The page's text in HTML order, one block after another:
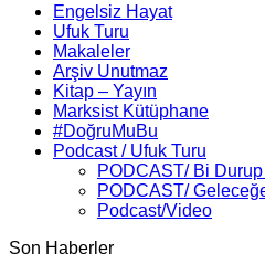
Engelsiz Hayat
Ufuk Turu
Makaleler
Arşiv Unutmaz
Kitap – Yayın
Marksist Kütüphane
#DoğruMuBu
Podcast / Ufuk Turu
PODCAST/ Bi
PODCAST/
Podcast/Video
Son Haberler